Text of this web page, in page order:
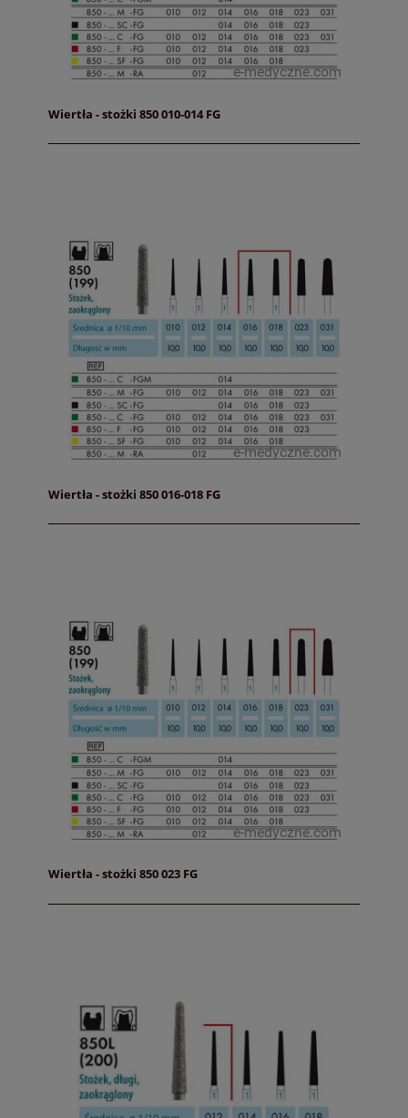
Wiertła - stożki 850 010-014 FG
Wiertła - stożki 850 016-018 FG
Wiertła - stożki 850 023 FG